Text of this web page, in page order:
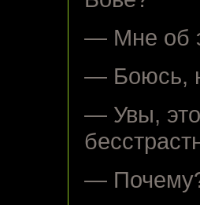
— Мне об
— Боюсь,
— Увы,
—